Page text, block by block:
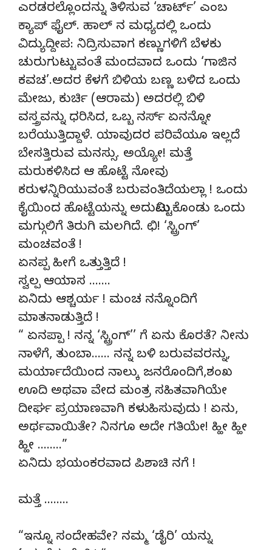
ಎರಡರಲ್ಲೊಂದನ್ನು ತಿಳಿಸುವ ‘ಚಾರ್ಟ್’ ಎಂಬ
ಕ್ಯಾಪ್‌ ಫೈಲ್. ಹಾಲ್ ನ ಮಧ್ಯದಲ್ಲಿ ಒಂದು
ವಿದ್ಯುದ್ದೀಪ: ನಿದ್ರಿಸುವಾಗ ಕಣ್ಣುಗಳಿಗೆ ಬೆಳಕು
ಚುರುಗುಟ್ಟುವಂತೆ ಮಂದವಾದ ಒಂದು ‘ಗಾಜಿನ
ಕವಚ’.ಅದರ ಕೆಳಗೆ ಬಿಳಿಯ ಬಣ್ಣ ಬಳಿದ ಒಂದು
ಮೇಜು, ಕುರ್ಚಿ (ಆರಾಮ) ಅದರಲ್ಲಿ ಬಿಳಿ
ವಸ್ತ್ರವನ್ನು ಧರಿಸಿದ, ಒಬ್ಬ ನರ್ಸ್ ಏನನ್ನೋ
ಬರೆಯುತ್ತಿದ್ದಾಳೆ. ಯಾವುದರ ಪರಿವೆಯೂ ಇಲ್ಲದೆ
ಬೇಸತ್ತಿರುವ ಮನಸ್ಸು. ಅಯ್ಯೋ! ಮತ್ತೆ
ಮರುಕಳಿಸಿದ ಆ ಹೊಟ್ಟೆ ನೋವು
ಕರುಳನ್ನಿರಿಯುವಂತೆ ಬರುವಂತಿದೆಯಲ್ಲಾ ! ಒಂದು
ಕೈಯಿಂದ ಹೊಟ್ಟೆಯನ್ನು ಅದುಮಿಟ್ಟುಕೊಂಡು ಒಂದು
ಮಗ್ಗುಲಿಗೆ ತಿರುಗಿ ಮಲಗಿದೆ. ಛಿ! ‘ಸ್ಟ್ರಿಂಗ್’
ಮಂಚವಂತೆ !
ಏನಪ್ಪ ಹೀಗೆ ಒತ್ತುತ್ತಿದೆ !
ಸ್ವಲ್ಪ ಆಯಾಸ …….
ಏನಿದು ಆಶ್ಚರ್ಯ ! ಮಂಚ ನನ್ನೊಂದಿಗೆ
ಮಾತನಾಡುತ್ತಿದೆ !
“ ಏನಪ್ಪಾ ! ನನ್ನ ‘ಸ್ಟ್ರಿಂಗ್’’ ಗೆ ಏನು ಕೊರತೆ? ನೀನು
ನಾಳೆಗೆ, ತುಂಬಾ…… ನನ್ನ ಬಳಿ ಬರುವವರನ್ನು,
ಮರ್ಯಾದೆಯಿಂದ ನಾಲ್ಕು ಜನರೊಂದಿಗೆ,ಶಂಖ
ಊದಿ ಅಥವಾ ವೇದ ಮಂತ್ರ ಸಹಿತವಾಗಿಯೇ
ದೀರ್ಘ ಪ್ರಯಾಣವಾಗಿ ಕಳುಹಿಸುವುದು ! ಏನು,
ಅರ್ಥವಾಯಿತೇ? ನಿನಗೂ ಅದೇ ಗತಿಯೇ! ಹ್ಹೀ ಹ್ಹೀ
ಹ್ಹೀ ……..”
ಏನಿದು ಭಯಂಕರವಾದ ಪಿಶಾಚಿ ನಗೆ !
ಮತ್ತೆ ……..
“ಇನ್ನೂ ಸಂದೇಹವೇ? ನಮ್ಮ ‘ಡೈರಿ’ ಯನ್ನು